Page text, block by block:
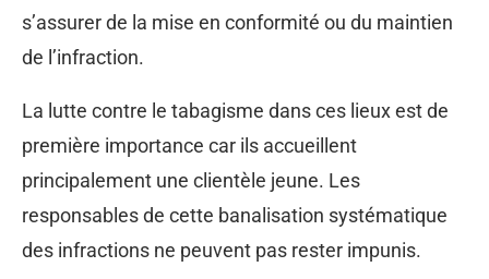
s’assurer de la mise en conformité ou du maintien
de l’infraction.
La lutte contre le tabagisme dans ces lieux est de
première importance car ils accueillent
principalement une clientèle jeune. Les
responsables de cette banalisation systématique
des infractions ne peuvent pas rester impunis.